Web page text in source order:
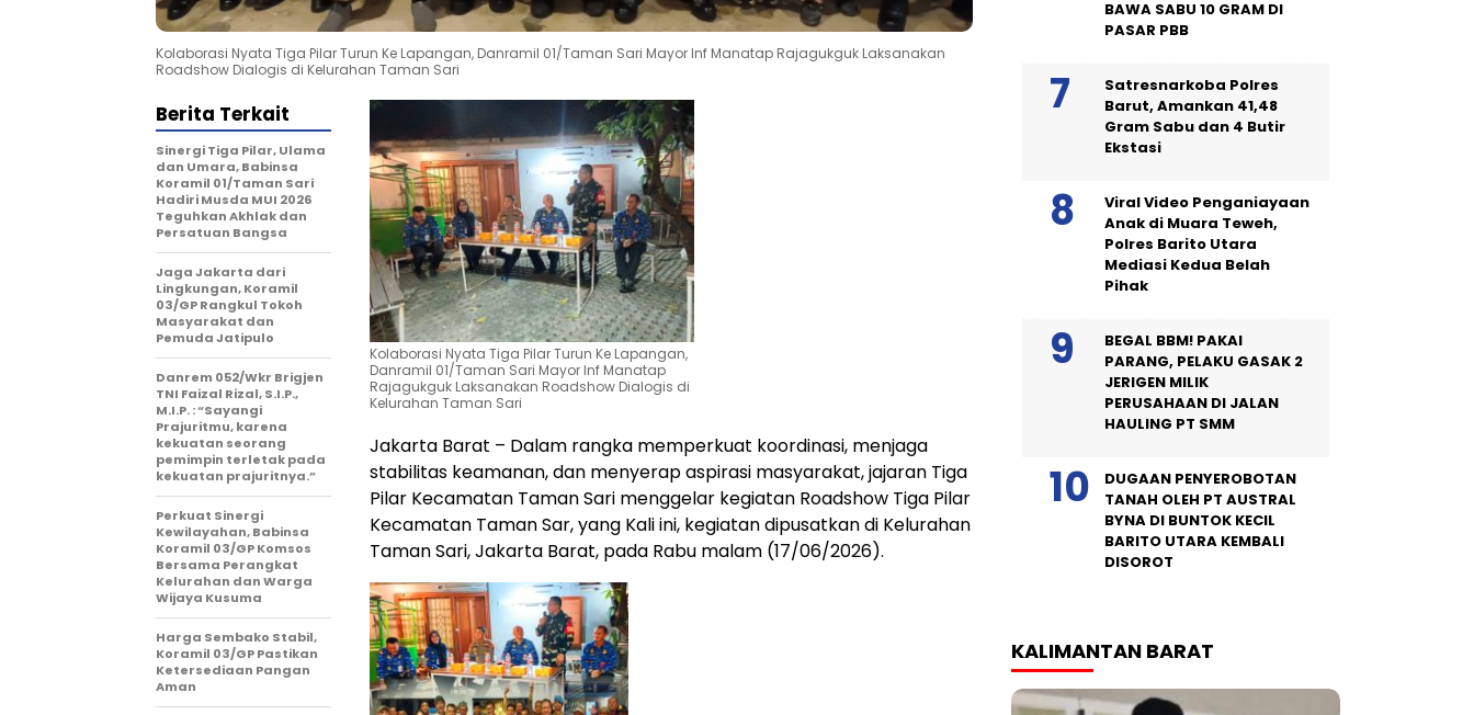
Kolaborasi Nyata Tiga Pilar Turun Ke Lapangan, Danramil 01/Taman Sari Mayor Inf Manatap Rajagukguk Laksanakan
Roadshow Dialogis di Kelurahan Taman Sari
Kolaborasi Nyata Tiga Pilar Turun Ke Lapangan,
Danramil 01/Taman Sari Mayor Inf Manatap
Rajagukguk Laksanakan Roadshow Dialogis di
Kelurahan Taman Sari
Jakarta Barat – Dalam rangka memperkuat koordinasi, menjaga
stabilitas keamanan, dan menyerap aspirasi masyarakat, jajaran Tiga
Pilar Kecamatan Taman Sari menggelar kegiatan Roadshow Tiga Pilar
Kecamatan Taman Sar, yang Kali ini, kegiatan dipusatkan di Kelurahan
Taman Sari, Jakarta Barat, pada Rabu malam (17/06/2026).
Berita Terkait
Sinergi Tiga Pilar, Ulama
dan Umara, Babinsa
Koramil 01/Taman Sari
Hadiri Musda MUI 2026
Teguhkan Akhlak dan
Persatuan Bangsa
Jaga Jakarta dari
Lingkungan, Koramil
03/GP Rangkul Tokoh
Masyarakat dan
Pemuda Jatipulo
Danrem 052/Wkr Brigjen
TNI Faizal Rizal, S.I.P.,
M.I.P. : “Sayangi
Prajuritmu, karena
kekuatan seorang
pemimpin terletak pada
kekuatan prajuritnya.”
Perkuat Sinergi
Kewilayahan, Babinsa
Koramil 03/GP Komsos
Bersama Perangkat
Kelurahan dan Warga
Wijaya Kusuma
Harga Sembako Stabil,
Koramil 03/GP Pastikan
Ketersediaan Pangan
Aman
BAWA SABU 10 GRAM DI
PASAR PBB
Satresnarkoba Polres
Barut, Amankan 41,48
Gram Sabu dan 4 Butir
Ekstasi
Viral Video Penganiayaan
Anak di Muara Teweh,
Polres Barito Utara
Mediasi Kedua Belah
Pihak
BEGAL BBM! PAKAI
PARANG, PELAKU GASAK 2
JERIGEN MILIK
PERUSAHAAN DI JALAN
HAULING PT SMM
DUGAAN PENYEROBOTAN
TANAH OLEH PT AUSTRAL
BYNA DI BUNTOK KECIL
BARITO UTARA KEMBALI
DISOROT
KALIMANTAN BARAT